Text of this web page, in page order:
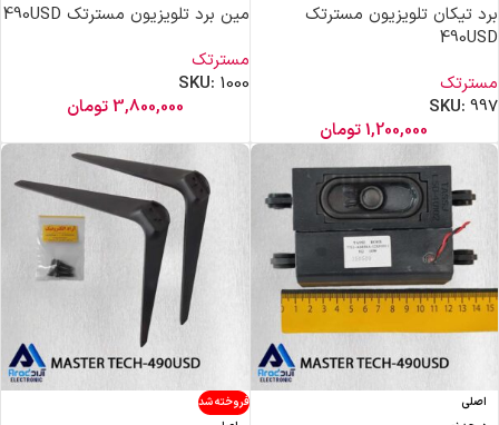
برد تیکان تلویزیون مسترتک
490USD
مسترتک
SKU: 997
1,200,000تومان
مین برد تلویزیون مسترتک 490USD
مسترتک
SKU: 1000
3,800,000تومان
اصلی
فروخته شد